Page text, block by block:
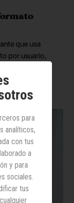
que usa
por usuario,
durante la
para
analíticos,
con tus
a
y para
sociales.
tus